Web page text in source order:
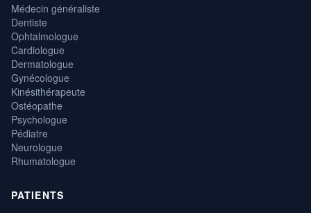
Médecin généraliste
Dentiste
Ophtalmologue
Cardiologue
Dermatologue
Gynécologue
Kinésithérapeute
Ostéopathe
Psychologue
Pédiatre
Neurologue
Rhumatologue
PATIENTS